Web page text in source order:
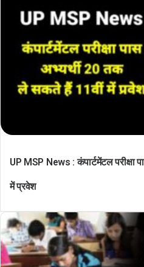
UP MSP News : कंपार्टमेंटल
में प्रवेश